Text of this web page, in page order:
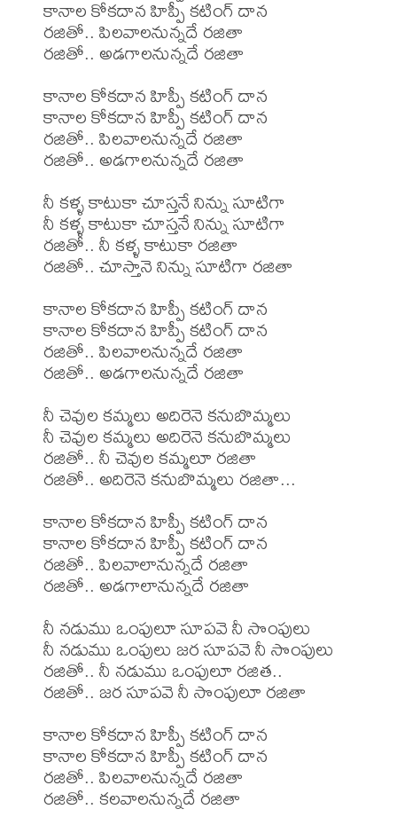
కానాల కోకదాన హిప్పీ కటింగ్ దాన
రజితో.. పిలవాలనున్నదే రజితా
రజితో.. అడగాలనున్నదే రజితా
కానాల కోకదాన హిప్పీ కటింగ్ దాన
కానాల కోకదాన హిప్పీ కటింగ్ దాన
రజితో.. పిలవాలనున్నదే రజితా
రజితో.. అడగాలనున్నదే రజితా
నీ కళ్ళ కాటుకా చూస్తనే నిన్ను సూటిగా
నీ కళ్ళ కాటుకా చూస్తనే నిన్ను సూటిగా
రజితో.. నీ కళ్ళ కాటుకా రజితా
రజితో.. చూస్తానె నిన్ను సూటిగా రజితా
కానాల కోకదాన హిప్పీ కటింగ్ దాన
కానాల కోకదాన హిప్పీ కటింగ్ దాన
రజితో.. పిలవాలనున్నదే రజితా
రజితో.. అడగాలనున్నదే రజితా
నీ చెవుల కమ్మలు అదిరెనె కనుబొమ్మలు
నీ చెవుల కమ్మలు అదిరెనె కనుబొమ్మలు
రజితో.. నీ చెవుల కమ్మలూ రజితా
రజితో.. అదిరెనె కనుబొమ్మలు రజితా...
కానాల కోకదాన హిప్పీ కటింగ్ దాన
కానాల కోకదాన హిప్పీ కటింగ్ దాన
రజితో.. పిలవాలానున్నదే రజితా
రజితో.. అడగాలానున్నదే రజితా
నీ నడుము ఒంపులూ సూపవె నీ సొంపులు
నీ నడుము ఒంపులు జర సూపవె నీ సొంపులు
రజితో.. నీ నడుము ఒంపులూ రజిత..
రజితో.. జర సూపవె నీ సొంపులూ రజితా
కానాల కోకదాన హిప్పీ కటింగ్ దాన
కానాల కోకదాన హిప్పీ కటింగ్ దాన
రజితో.. పిలవాలనున్నదే రజితా
రజితో.. కలవాలనున్నదే రజితా